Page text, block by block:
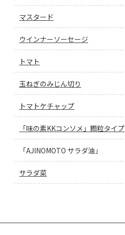
もっと見る
マスタード
ウインナーソーセージ
トマト
玉ねぎのみじん切り
トマトケチャップ
「味の素KKコンソメ」顆粒タイプ
「AJINOMOTO サラダ油」
サラダ菜